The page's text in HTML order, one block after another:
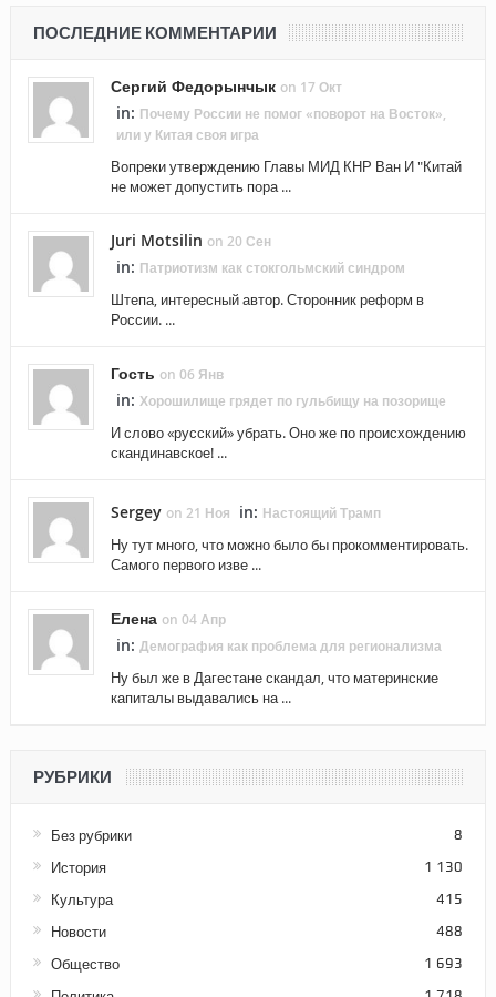
ПОСЛЕДНИЕ КОММЕНТАРИИ
Сергий Федорынчык on 17 Окт
in: Почему России не помог «поворот на Восток»,
или у Китая своя игра
Вопреки утверждению Главы МИД КНР Ван И "Китай
не может допустить пора ...
Juri Motsilin on 20 Сен
in: Патриотизм как стокгольмский синдром
Штепа, интересный автор. Сторонник реформ в
России. ...
Гость on 06 Янв
in: Хорошилище грядет по гульбищу на позорище
И слово «русский» убрать. Оно же по происхождению
скандинавское! ...
Sergey on 21 Ноя in: Настоящий Трамп
Ну тут много, что можно было бы прокомментировать.
Самого первого изве ...
Елена on 04 Апр
in: Демография как проблема для регионализма
Ну был же в Дагестане скандал, что материнские
капиталы выдавались на ...
РУБРИКИ
Без рубрики 8
История 1 130
Культура 415
Новости 488
Общество 1 693